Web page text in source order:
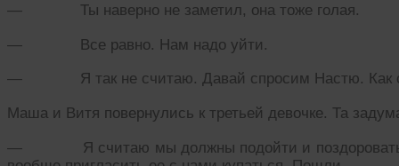
— Ты наверно не заметил, она тоже голая.
— Все равно. Нам надо уйти.
— Я так не считаю. Давай спросим Настю. Как
Маша и Витя повернулись к третьей девочке. Та
— Я считаю мы должны подойти и